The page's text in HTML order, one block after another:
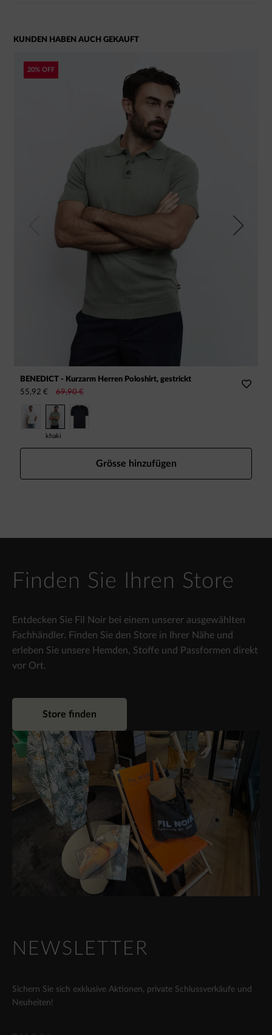
KUNDEN HABEN AUCH GEKAUFT
20% OFF
BENEDICT - Kurzarm Herren Poloshirt, gestrickt
55,92 €
69,90 €
khaki
Grösse hinzufügen
Next
Finden Sie Ihren Store
Entdecken Sie Fil Noir bei einem unserer ausgewählten
Fachhändler. Finden Sie den Store in Ihrer Nähe und
erleben Sie unsere Hemden, Stoffe und Passformen direkt
vor Ort.
Store finden
NEWSLETTER
Sichern Sie sich exklusive Aktionen, private Schlussverkäufe und
Neuheiten!